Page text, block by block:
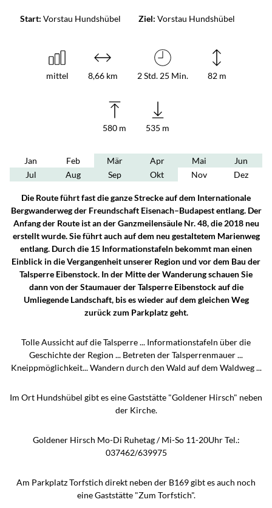
Start: Vorstau Hundshübel Ziel: Vorstau Hundshübel
mittel 8,66 km 2 Std. 25 Min. 82 m
580 m 535 m
Jan Feb Mär Apr Mai
Jun
Jul
Aug Sep Okt Nov Dez
Die Route führt fast die ganze Strecke auf dem Internationale
Bergwanderweg der Freundschaft Eisenach–Budapest entlang. Der
Anfang der Route ist an der Ganzmeilensäule Nr. 48, die 2018 neu
erstellt wurde. Sie führt auch auf dem neu gestaltetem Marienweg
entlang. Durch die 15 Informationstafeln bekommt man einen
Einblick in die Vergangenheit unserer Region und vor dem Bau der
Talsperre Eibenstock. In der Mitte der Wanderung schauen Sie
dann von der Staumauer der Talsperre Eibenstock auf die
Umliegende Landschaft, bis es wieder auf dem gleichen Weg
zurück zum Parkplatz geht.
Tolle Aussicht auf die Talsperre ... Informationstafeln über die
Geschichte der Region ... Betreten der Talsperrenmauer ...
Kneippmöglichkeit... Wandern durch den Wald auf dem Waldweg ...
Im Ort Hundshübel gibt es eine Gaststätte "Goldener Hirsch" neben
der Kirche.
Goldener Hirsch Mo-Di Ruhetag / Mi-So 11-20Uhr Tel.:
037462/639975
Am Parkplatz Torfstich direkt neben der B169 gibt es auch noch
eine Gaststätte "Zum Torfstich".